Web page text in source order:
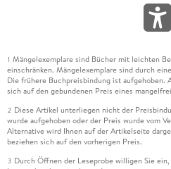
1 Mängelexemplare sind Bücher mit leichten
einschränken. Mängelexemplare sind durch
Die frühere Buchpreisbindung ist aufgehoben.
sich auf den gebundenen Preis eines
2 Diese Artikel unterliegen nicht der
wurde aufgehoben oder der Preis wurde vom
Alternative wird Ihnen auf der Artikelseite
beziehen sich auf den vorherigen Preis.
3 Durch Öffnen der Leseprobe willigen Sie